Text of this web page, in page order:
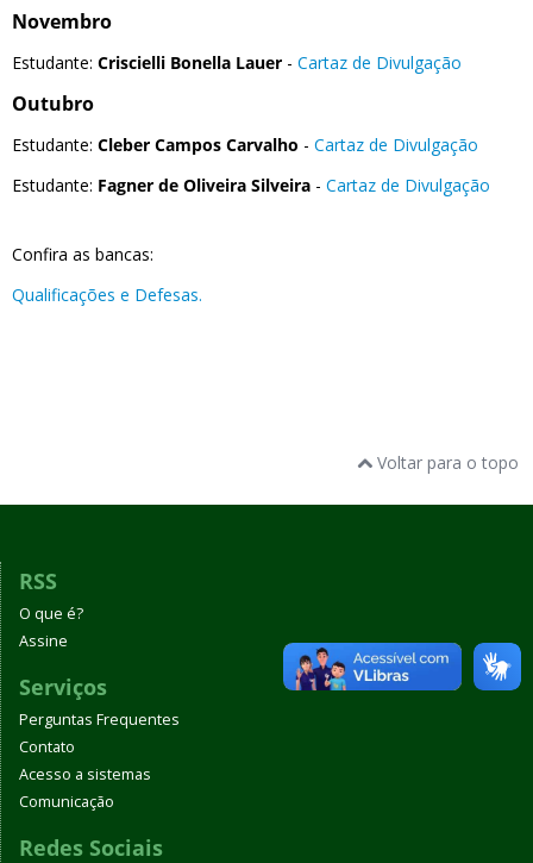
Novembro
Estudante: Criscielli Bonella Lauer - Cartaz de Divulgação
Outubro
Estudante: Cleber Campos Carvalho - Cartaz de Divulgação
Estudante: Fagner de Oliveira Silveira - Cartaz de Divulgação
Confira as bancas:
Qualificações e Defesas.
Voltar para o topo
RSS
O que é?
Assine
Serviços
Perguntas Frequentes
Contato
Acesso a sistemas
Comunicação
Redes Sociais